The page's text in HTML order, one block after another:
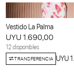
Vestido La Palma
UYU 1.690,00
12 disponibles
TRANSFERENCIA UYU